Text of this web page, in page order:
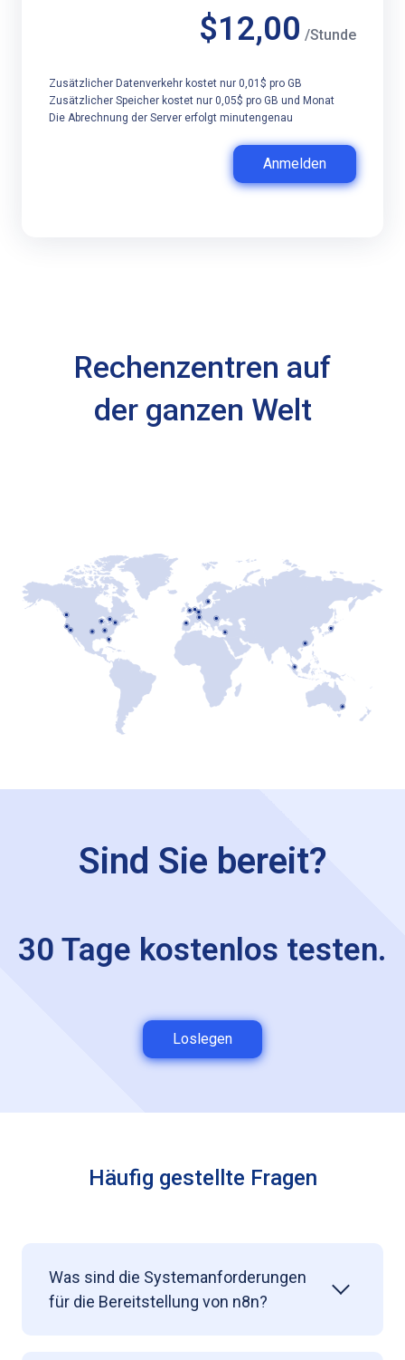
Zusätzlicher Datenverkehr kostet nur 0,01$ pro GB
Zusätzlicher Speicher kostet nur 0,05$ pro GB und Monat
Die Abrechnung der Server erfolgt minutengenau
$12,00 /Stunde
Anmelden
Rechenzentren auf
der ganzen Welt
Sind Sie bereit?
30 Tage kostenlos testen.
Loslegen
Häufig gestellte Fragen
Was sind die Systemanforderungen
für die Bereitstellung von n8n?